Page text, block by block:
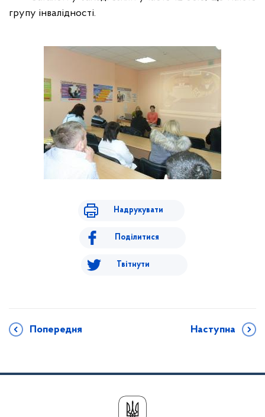
групу інвалідності.
Надрукувати
Поділитися
Твітнути
Попередня Наступна